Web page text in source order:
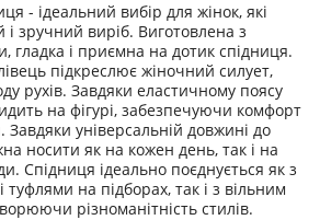
- ідеальний вибір для жінок, які
зручний виріб. Виготовлена ​​з
гладка і приємна на дотик спідниця.
підкреслює жіночний силует,
рухів. Завдяки еластичному поясу
на фігурі, забезпечуючи комфорт
Завдяки універсальній довжині до
носити як на кожен день, так і на
Спідниця ідеально поєднується як з
на підборах, так і з вільним
різноманітність стилів.